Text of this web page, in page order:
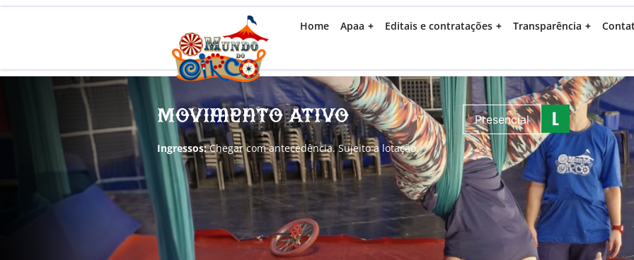
Home Apaa Editais e contratações Transparência
Movimento Ativo
Ingressos:Chegar com antecedência. Sujeito a lotação.
Presencial